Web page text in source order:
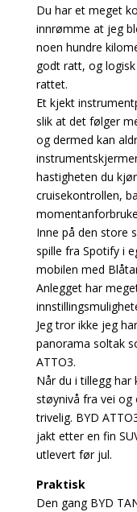
Du har et meget
innrømme at jeg
noen hundre
godt ratt, og
rattet.
Et kjekt
slik at det følger
og dermed kan
hastigheten du
cruisekontrollen,
Inne på den store
spille fra Spotify i
mobilen med
Anlegget har
Jeg tror ikke jeg
panorama soltak
ATTO3.
Når du i tillegg
støynivå fra vei og
trivelig. BYD
jakt etter en fin
utlevert før jul.
Praktisk
Den gang BYD